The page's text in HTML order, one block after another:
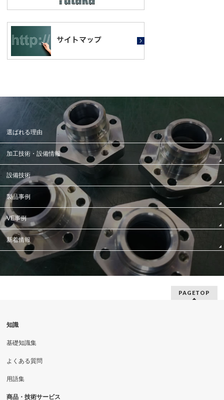
選ばれる理由
加工技術・設備情報
設備技術
製品事例
VE事例
新着情報
PAGETOP
知識
基礎知識集
よくある質問
用語集
商品・技術サービス